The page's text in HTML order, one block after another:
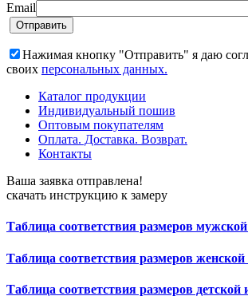
Email
Нажимая кнопку "Отправить" я даю
своих персональных данных.
Каталог продукции
Индивидуальный пошив
Оптовым покупателям
Оплата. Доставка. Возврат.
Контакты
Ваша заявка отправлена!
скачать инструкцию к замеру
Таблица соответствия размеров
Таблица соответствия размеров
Таблица соответствия размеров детской